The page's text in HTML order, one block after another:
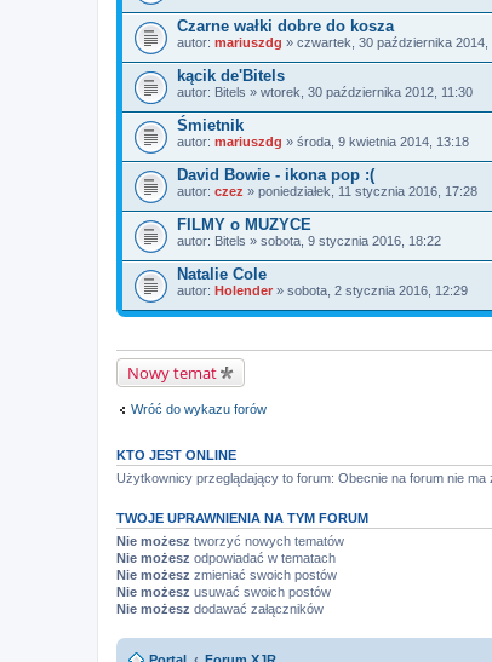
Czarne wałki dobre do kosza
autor: mariuszdg » czwartek, 30 października 2014,
kącik de'Bitels
autor: Bitels » wtorek, 30 października 2012, 11:30
Śmietnik
autor: mariuszdg » środa, 9 kwietnia 2014, 13:18
David Bowie - ikona pop :(
autor: czez » poniedziałek, 11 stycznia 2016, 17:28
FILMY o MUZYCE
autor: Bitels » sobota, 9 stycznia 2016, 18:22
Natalie Cole
autor: Holender » sobota, 2 stycznia 2016, 12:29
Nowy temat
Wróć do wykazu forów
KTO JEST ONLINE
Użytkownicy przeglądający to forum: Obecnie na forum nie
TWOJE UPRAWNIENIA NA TYM FORUM
Nie możesz tworzyć nowych tematów
Nie możesz odpowiadać w tematach
Nie możesz zmieniać swoich postów
Nie możesz usuwać swoich postów
Nie możesz dodawać załączników
Portal Forum XJR